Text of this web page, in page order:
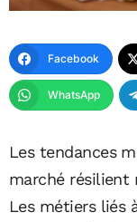
Facebook
WhatsApp
Les tendances
marché résilient
Les métiers liés